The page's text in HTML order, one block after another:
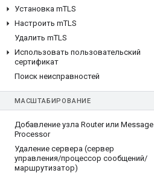
Установка mTLS
Настроить mTLS
Удалить mTLS
Использовать пользовательский
сертификат
Поиск неисправностей
МАСШТАБИРОВАНИЕ
Добавление узла Router или Message
Processor
Удаление сервера (сервер
управления/процессор сообщений/
маршрутизатор)